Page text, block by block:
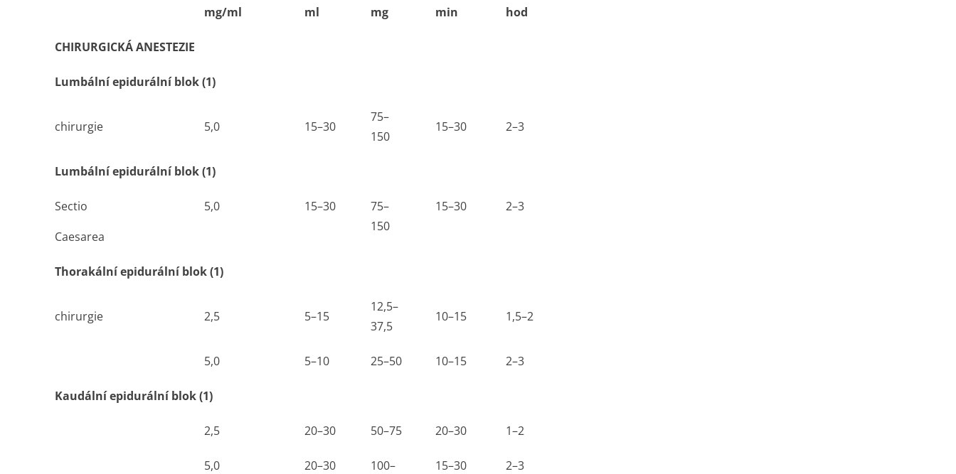
mg/ml ml mg min hod
CHIRURGICKÁ ANESTEZIE
Lumbální epidurální blok (1)
chirurgie 5,0 15–30
75–
150
15–30 2–3
Lumbální epidurální blok (1)
Sectio
Caesarea
5,0 15–30
75–
150
15–30 2–3
Thorakální epidurální blok (1)
chirurgie 2,5 5–15
12,5–
37,5
10–15 1,5–2
5,0 5–10 25–50 10–15 2–3
Kaudální epidurální blok (1)
2,5 20–30 50–75 20–30 1–2
5,0 20–30 100– 15–30 2–3